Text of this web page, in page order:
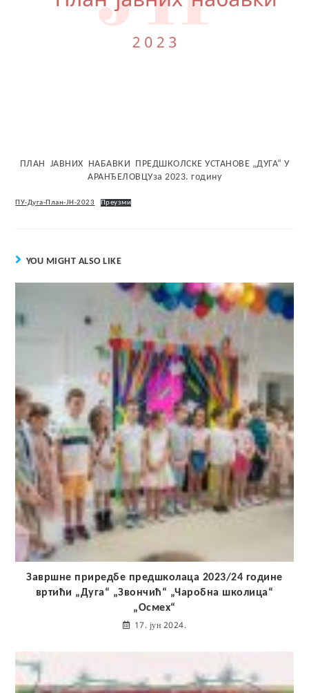
ПЛАН ЈАВНИХ НАБАВКИ ПРЕДШКОЛСКЕ УСТАНОВЕ „ДУГА“ У
АРАНЂЕЛОВЦУза 2023. годину
ПУ-Дуга-План-ЈН-2023 Преузми
YOU MIGHT ALSO LIKE
Завршне приредбе предшколаца 2023/24 године
вртићи „Дуга“ „Звончић“ „Чаробна школица“
„Осмех“
17. јун 2024.